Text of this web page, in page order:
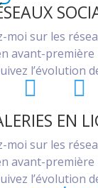
moi sur les
avant-première
l’évolution
EN
moi sur les
avant-première
l’évolution